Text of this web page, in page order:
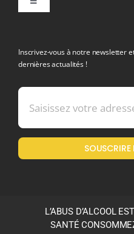
Toggle
Mentions légales
Politique en matière de
Inscrivez-vous à notre newsletter
dernières actualités !
L’ABUS D’ALCOOL
SANTÉ